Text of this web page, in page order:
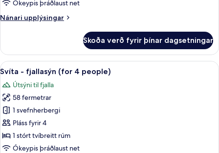
people)
Ókeypis þráðlaust net
Nánari upplýsingar
Nánari
-
fjallasýn
(for
people)
Skoða verð fyrir þínar dagsetningar
Skoða
allar
myndir
fyrir
Svíta
-
fjallasýn
(for
Svíta - fjallasýn (for 4 people) |
8
Svíta - fjallasýn (for 4 people)
Útsýni til fjalla
58 fermetrar
1 svefnherbergi
Pláss fyrir 4
1 stórt tvíbreitt rúm
Ókeypis þráðlaust net